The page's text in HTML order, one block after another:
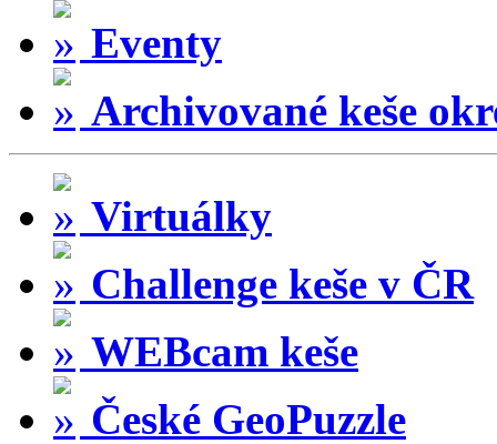
Eventy
Archivované keše
Virtuálky
Challenge keše v ČR
WEBcam keše
České GeoPuzzle